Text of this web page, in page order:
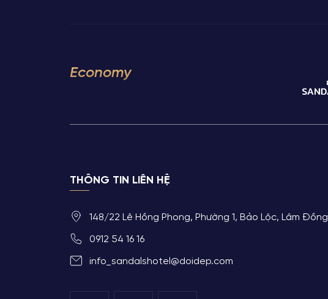
Economy
THÔNG TIN LIÊN HỆ
148/22 Lê Hồng Phong, Phường 1, Bảo Lộc, Lâm Đồng
0912 54 16 16
info_sandalshotel@doidep.com